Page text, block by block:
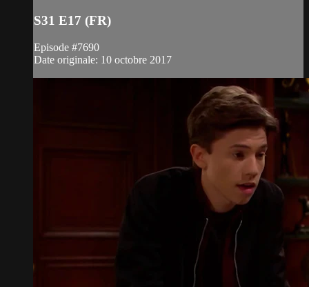
S31 E17 (FR)
Episode #7690
Date originale: 10 octobre 2017